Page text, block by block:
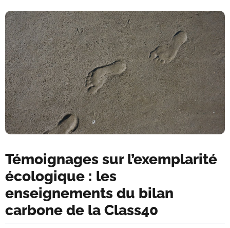
Témoignages sur l’exemplarité
écologique : les
enseignements du bilan
carbone de la Class40